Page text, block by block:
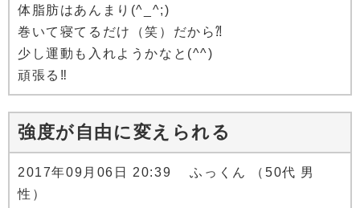
体脂肪はあんまり(^_^;)
巻いて寝てるだけ（笑）だから⁈
少し運動も入れようかなと(^^)
頑張る‼︎
強度が自由に変えられる
2017年09月06日 20:39 ふっくん （50代 男
性）